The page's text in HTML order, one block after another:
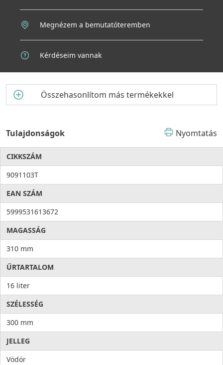
Megnézem a bemutatóteremben
Kérdéseim vannak
Összehasonlítom más termékekkel
Tulajdonságok Nyomtatás
CIKKSZÁM
9091103T
EAN SZÁM
5999531613672
MAGASSÁG
310 mm
ŰRTARTALOM
16 liter
SZÉLESSÉG
300 mm
JELLEG
Vödör